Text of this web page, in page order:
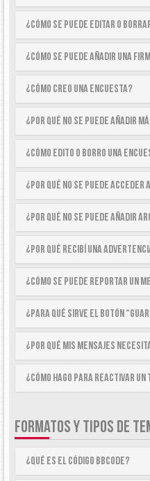
¿Cómo se puede editar o
¿Cómo se puede añadir una
¿Cómo creo una encuesta?
¿Por qué no se puede añadir
¿Cómo edito o borro una
¿Por qué no se puede
¿Por qué no se puede añadir
¿Por qué recibí una
¿Cómo se puede reportar un
¿Para qué sirve el botón
¿Por qué mis mensajes
¿Cómo hago para reactivar un
FORMATOS Y TIPOS DE
¿Qué es el código BBCode?